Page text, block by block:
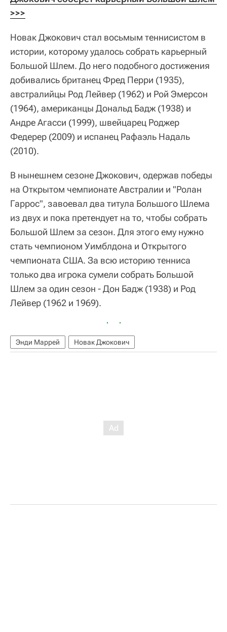
>>>
Новак Джокович стал восьмым теннисистом в
истории, которому удалось собрать карьерный
Большой Шлем. До него подобного достижения
добивались британец Фред Перри (1935),
австралийцы Род Лейвер (1962) и Рой Эмерсон
(1964), американцы Дональд Бадж (1938) и
Андре Агасси (1999), швейцарец Роджер
Федерер (2009) и испанец Рафаэль Надаль
(2010).
В нынешнем сезоне Джокович, одержав победы
на Открытом чемпионате Австралии и "Ролан
Гаррос", завоевал два титула Большого Шлема
из двух и пока претендует на то, чтобы собрать
Большой Шлем за сезон. Для этого ему нужно
стать чемпионом Уимблдона и Открытого
чемпионата США. За всю историю тенниса
только два игрока сумели собрать Большой
Шлем за один сезон - Дон Бадж (1938) и Род
Лейвер (1962 и 1969).
Энди Маррей Новак Джокович